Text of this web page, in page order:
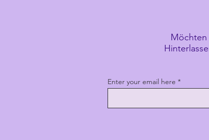
Möchten
Enter your email here